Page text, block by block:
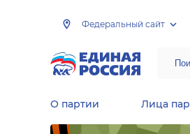
Федеральный сайт
О партии Лица